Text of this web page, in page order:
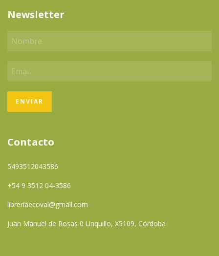
Newsletter
Contacto
5493512043586
+54 9 3512 04-3586
libreriaecoval@gmail.com
Juan Manuel de Rosas 0 Unquillo, X5109, Córdoba